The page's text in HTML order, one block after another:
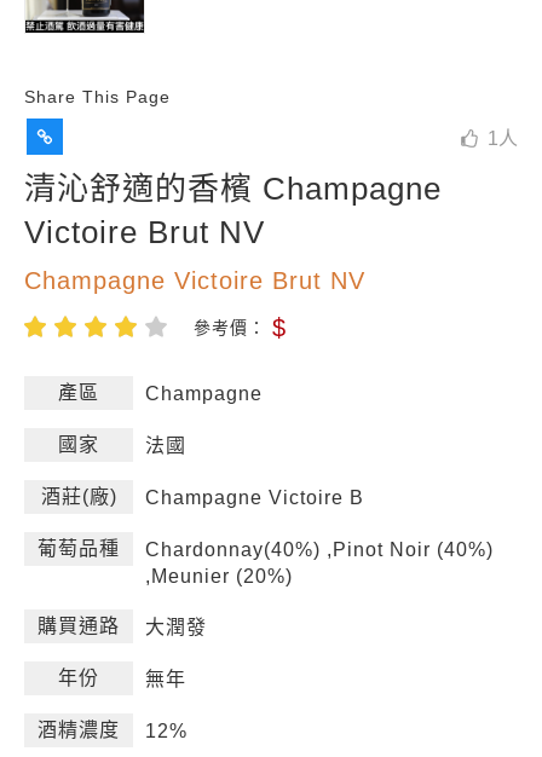
Share This Page
1 人
清沁舒適的香檳 Champagne
Victoire Brut NV
Champagne Victoire Brut NV
參考價： $
產區 Champagne
國家 法國
酒莊(廠) Champagne Victoire B
葡萄品種
Chardonnay(40%) ,Pinot Noir (40%)
,Meunier (20%)
購買通路 大潤發
年份 無年
酒精濃度 12%